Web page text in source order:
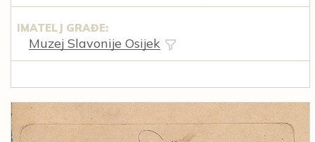
IMATELJ GRAĐE:
Muzej Slavonije Osijek